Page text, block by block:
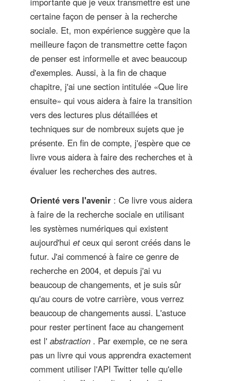
certaine façon de penser à la recherche
sociale. Et, mon expérience suggère que la
meilleure façon de transmettre cette façon
de penser est informelle et avec beaucoup
d'exemples. Aussi, à la fin de chaque
chapitre, j'ai une section intitulée «Que lire
ensuite» qui vous aidera à faire la transition
vers des lectures plus détaillées et
techniques sur de nombreux sujets que je
présente. En fin de compte, j'espère que ce
livre vous aidera à faire des recherches et à
évaluer les recherches des autres.
Orienté vers l'avenir : Ce livre vous aidera
à faire de la recherche sociale en utilisant
les systèmes numériques qui existent
aujourd'hui etceux qui seront créés dans le
futur. J'ai commencé à faire ce genre de
recherche en 2004, et depuis j'ai vu
beaucoup de changements, et je suis sûr
qu'au cours de votre carrière, vous verrez
beaucoup de changements aussi. L'astuce
pour rester pertinent face au changement
est l' abstraction . Par exemple, ce ne sera
pas un livre qui vous apprendra exactement
comment utiliser l'API Twitter telle qu'elle